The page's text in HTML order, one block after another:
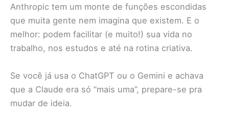
Anthropic tem um monte de funções escondidas
que muita gente nem imagina que existem. E o
melhor: podem facilitar (e muito!) sua vida no
trabalho, nos estudos e até na rotina criativa.
Se você já usa o ChatGPT ou o Gemini e achava
que a Claude era só “mais uma”, prepare-se pra
mudar de ideia.